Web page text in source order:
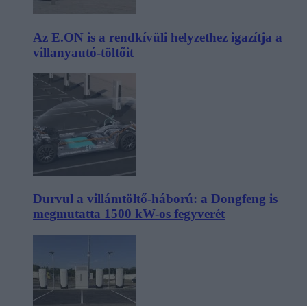
Az E.ON is a rendkívüli helyzethez igazítja a
villanyautó-töltőit
Durvul a villámtöltő-háború: a Dongfeng is
megmutatta 1500 kW-os fegyverét